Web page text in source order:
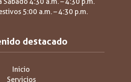
5:00 a.m. – 4:30 p.m.
destacado
Inicio
Servicios